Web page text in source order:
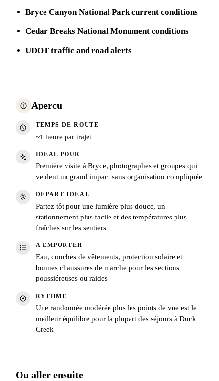
Bryce Canyon National Park current conditions
Cedar Breaks National Monument conditions
UDOT traffic and road alerts
Apercu
TEMPS DE ROUTE
~1 heure par trajet
IDEAL POUR
Première visite à Bryce, photographes et groupes qui
veulent un grand impact sans organisation compliquée
DEPART IDEAL
Partez tôt pour une lumière plus douce, un
stationnement plus facile et des températures plus
fraîches sur les sentiers
A EMPORTER
Eau, couches de vêtements, protection solaire et
bonnes chaussures de marche pour les sections
poussiéreuses ou raides
RYTHME
Une randonnée modérée plus les points de vue est le
meilleur équilibre pour la plupart des séjours à Duck
Creek
Ou aller ensuite